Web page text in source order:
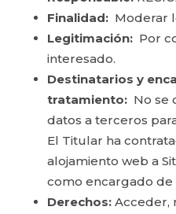
Finalidad:Moderar
Legitimación:Por
interesado.
Destinatarios y
tratamiento:No se
datos a terceros
El Titular ha
alojamiento web a
como encargado de
Derechos:Acceder,